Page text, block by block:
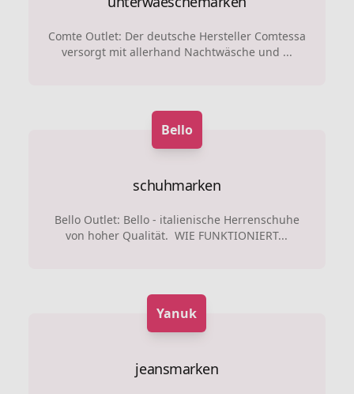
Comte Outlet: Der deutsche Hersteller Comtessa
versorgt mit allerhand Nachtwäsche und ...
Bello
schuhmarken
Bello Outlet: Bello - italienische Herrenschuhe
von hoher Qualität. WIE FUNKTIONIERT...
Yanuk
jeansmarken